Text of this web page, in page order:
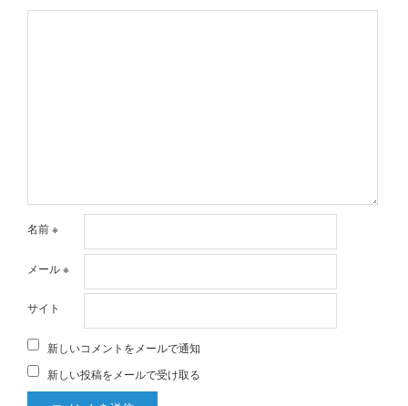
名前※
メール※
サイト
新しいコメントをメールで通知
新しい投稿をメールで受け取る